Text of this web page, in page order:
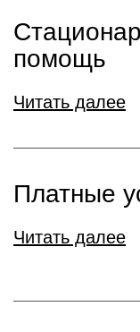
помощь
Читать далее
Платные
Читать далее